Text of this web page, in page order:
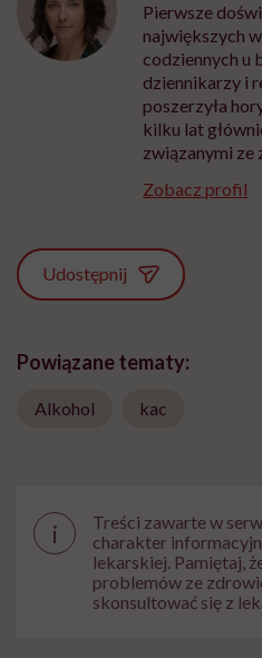
Pierwsze
największych
codziennych u
dziennikarzy i
poszerzyła
kilku lat
związanymi ze
Zobacz profil
Udostępnij
Powiązane tematy:
Alkohol kac
i
Treści zawarte w
charakter
lekarskiej. Pamiętaj,
problemów ze
skonsultować się z